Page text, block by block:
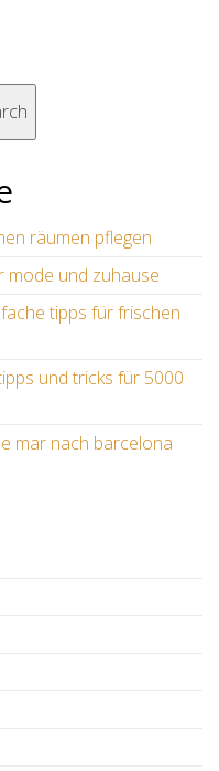
räumen pflegen
mode und zuhause
tipps für frischen
und tricks für 5000
mar nach barcelona